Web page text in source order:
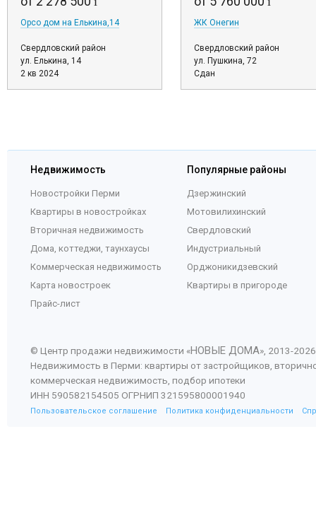
Орсо дом на Елькина,14
Свердловский район
ул. Елькина, 14
2 кв 2024
ЖК Онегин
Свердловский район
ул. Пушкина, 72
Сдан
Недвижимость
Новостройки Перми
Квартиры в новостройках
Вторичная недвижимость
Дома, коттеджи, таунхаусы
Коммерческая недвижимость
Карта новостроек
Прайс-лист
Популярные районы
Дзержинский
Мотовилихинский
Свердловский
Индустриальный
Орджоникидзевский
Квартиры в пригороде
© Центр продажи недвижимости «НОВЫЕ ДОМА», 2013-2026
Недвижимость в Перми: квартиры от застройщиков,
коммерческая недвижимость, подбор ипотеки
ИНН 590582154505 ОГРНИП 321595800001940
Пользовательское соглашение Политика конфиденциальности